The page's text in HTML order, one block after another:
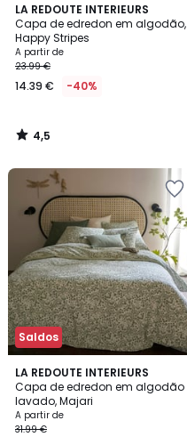
LA REDOUTE INTERIEURS
Capa de edredon em algodão,
Happy Stripes
A partir de
23.99 €
14.39 € -40%
4,5
/ 5
4,5
/
Saldos
LA REDOUTE INTERIEURS
Capa de edredon em algodão
lavado, Majari
A partir de
31.99 €
4,7
/ 5